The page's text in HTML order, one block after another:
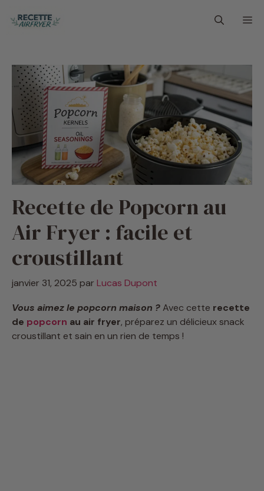
Recette de Popcorn au
Air Fryer : facile et
croustillant
janvier 31, 2025 par Lucas Dupont
Vous aimez le popcorn maison ?Avec cette recette
de popcorn au air fryer, préparez un délicieux snack
croustillant et sain en un rien de temps !